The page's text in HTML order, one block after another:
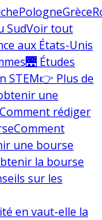
PologneGrèce
SudVoir tout
aux États-Unis
🌉 Études
STEM👉 Plus de
une
Comment rédiger
Comment
une bourse
la bourse
sur les
en vaut-elle la